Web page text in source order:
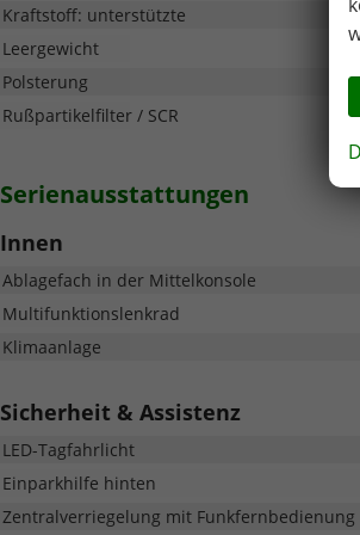
Kraftstoff: unterstützte
Leergewicht
Polsterung
Rußpartikelfilter / SCR
Serienausstattungen
Innen
Ablagefach in der Mittelkonsole
Multifunktionslenkrad
Klimaanlage
Sicherheit & Assistenz
LED-Tagfahrlicht
Einparkhilfe hinten
Zentralverriegelung mit Funkfernbedienung